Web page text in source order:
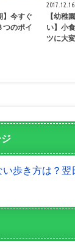
】今すぐ
つのポイ
2017.12.16
【幼稚
い】小
ツに大
歩き方は？